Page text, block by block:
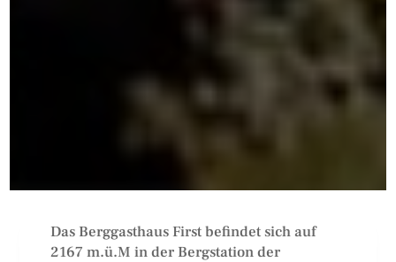
Das Berggasthaus First befindet sich auf
2167 m.ü.M in der Bergstation der